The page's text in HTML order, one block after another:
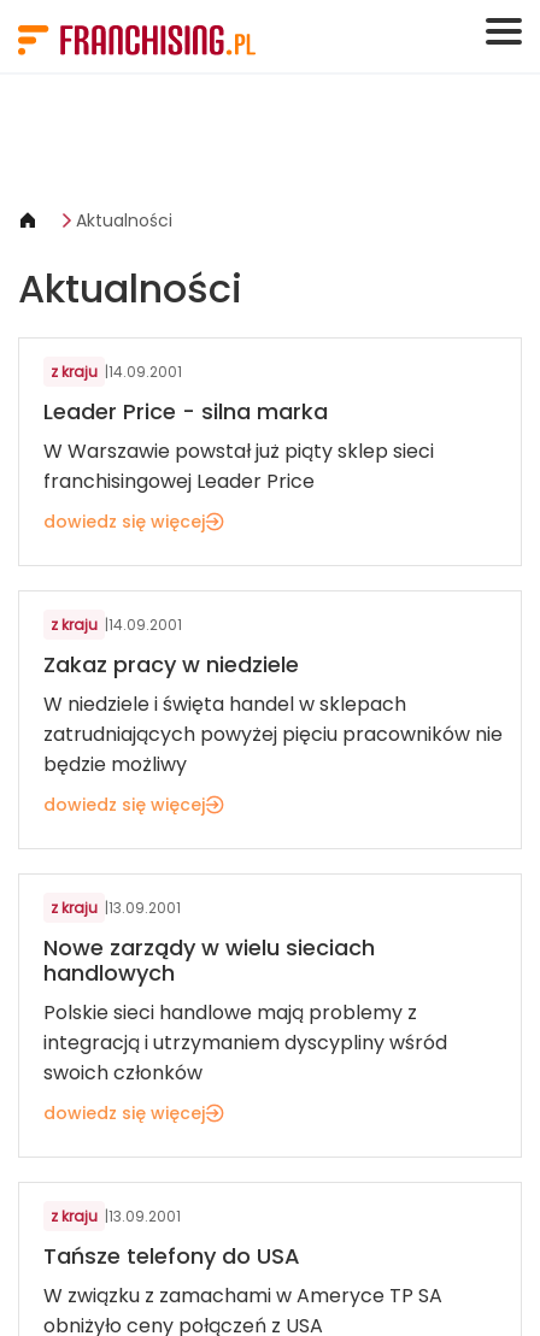
Aktualności
Aktualności
z kraju |14.09.2001
Leader Price - silna marka
W Warszawie powstał już piąty sklep sieci
franchisingowej Leader Price
dowiedz się więcej
z kraju |14.09.2001
Zakaz pracy w niedziele
W niedziele i święta handel w sklepach
zatrudniających powyżej pięciu pracowników nie
będzie możliwy
dowiedz się więcej
z kraju |13.09.2001
Nowe zarządy w wielu sieciach
handlowych
Polskie sieci handlowe mają problemy z
integracją i utrzymaniem dyscypliny wśród
swoich członków
dowiedz się więcej
z kraju |13.09.2001
Tańsze telefony do USA
W związku z zamachami w Ameryce TP SA
obniżyło ceny połączeń z USA